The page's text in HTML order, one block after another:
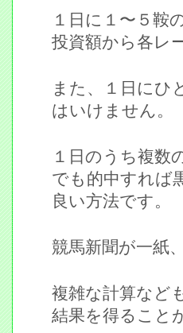
１日に１〜５鞍
投資額から各レ
また、１日にひ
はいけません。
１日のうち複数
でも的中すれば
良い方法です。
競馬新聞が一紙
複雑な計算など
結果を得ること